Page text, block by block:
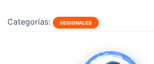
Categorías: REGIONALES